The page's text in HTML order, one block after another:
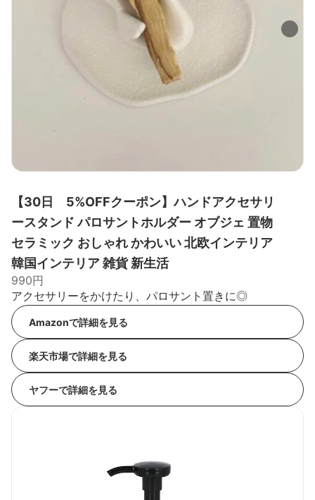
【30日 5%OFFクーポン】ハンドアクセサリ
ースタンド パロサントホルダー オブジェ 置物
セラミック おしゃれ かわいい 北欧インテリア
韓国インテリア 雑貨 新生活
990円
アクセサリーをかけたり、パロサント置きに◎
Amazonで詳細を見る
楽天市場で詳細を見る
ヤフーで詳細を見る